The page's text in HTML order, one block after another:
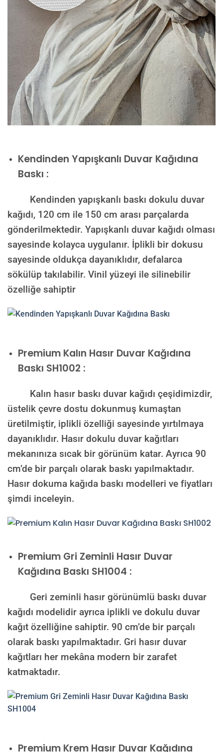
Kendinden Yapışkanlı Duvar Kağıdına
Baskı :
Kendinden yapışkanlı baskı dokulu duvar
kağıdı, 120 cm ile 150 cm arası parçalarda
gönderilmektedir. Yapışkanlı duvar kağıdı olması
sayesinde kolayca uygulanır. İplikli bir dokusu
sayesinde oldukça dayanıklıdır, defalarca
sökülüp takılabilir. Vinil yüzeyi ile silinebilir
özelliğe sahiptir
Premium Kalın Hasır Duvar Kağıdına
Baskı SH1002 :
Kalın hasır baskı duvar kağıdı çeşidimizdir,
üstelik çevre dostu dokunmuş kumaştan
üretilmiştir, iplikli özelliği sayesinde yırtılmaya
dayanıklıdır. Hasır dokulu duvar kağıtları
mekanınıza sıcak bir görünüm katar. Ayrıca 90
cm’de bir parçalı olarak baskı yapılmaktadır.
Hasır dokuma kağıda baskı modelleri ve fiyatları
şimdi inceleyin.
Premium Gri Zeminli Hasır Duvar
Kağıdına Baskı SH1004 :
Geri zeminli hasır görünümlü baskı duvar
kağıdı modelidir ayrıca iplikli ve dokulu duvar
kağıt özelliğine sahiptir. 90 cm’de bir parçalı
olarak baskı yapılmaktadır. Gri hasır duvar
kağıtları her mekâna modern bir zarafet
katmaktadır.
Premium Krem Hasır Duvar Kağıdına